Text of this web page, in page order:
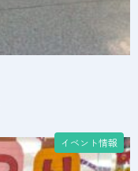
イベント情報